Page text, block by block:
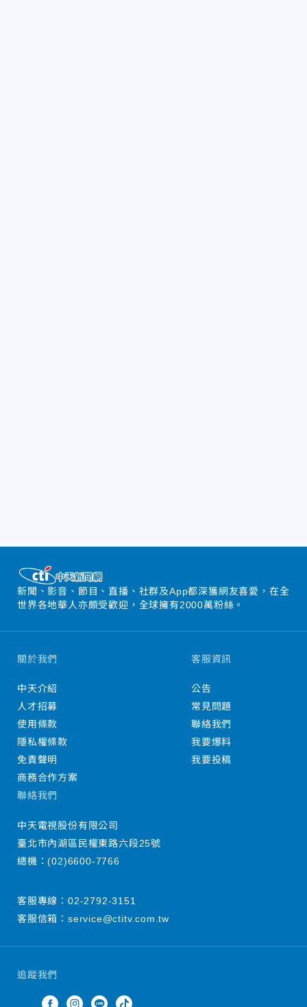
新聞、影音、節目、直播、社群及App都深獲網友喜愛，在全
世界各地華人亦頗受歡迎，全球擁有2000萬粉絲。
追蹤我們
關於我們
中天介紹
人才招募
使用條款
隱私權條款
免責聲明
商務合作方案
客服資訊
公告
常見問題
聯絡我們
我要爆料
我要投稿
聯絡我們
中天電視股份有限公司
臺北市內湖區民權東路六段25號
總機：(02)6600-7766
客服專線： 02-2792-3151
客服信箱： service@ctitv.com.tw